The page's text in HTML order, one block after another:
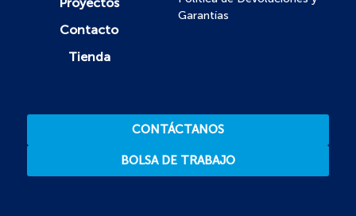
Contacto
Tienda
Garantías
CONTÁCTANOS
BOLSA DE TRABAJO